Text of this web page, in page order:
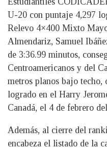
U-20 con puntaje 4,297
Relevo 4×400 Mixto
Almendariz, Samuel
de 3:36.99 minutos,
Centroamericanos y del
metros planos bajo techo,
logrado en el Harry
Canadá, el 4 de febrero
Además, al cierre del
encabeza el listado de la